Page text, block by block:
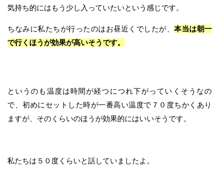
気持ち的にはもう少し入っていたいという感じです。
ちなみに私たちが行ったのはお昼近くでしたが、 本当は朝一
で行くほうが効果が高いそうです。
というのも温度は時間が経つにつれ下がっていくそうなの
で、初めにセットした時が一番高い温度で７０度ちかくあり
ますが、そのくらいのほうが効果的にはいいそうです。
私たちは５０度くらいと話していましたよ。